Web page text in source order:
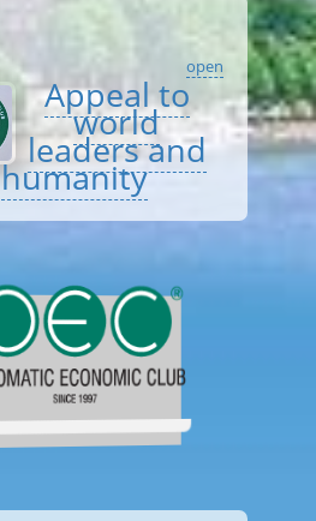
open
Appeal to
world
leaders and
humanity